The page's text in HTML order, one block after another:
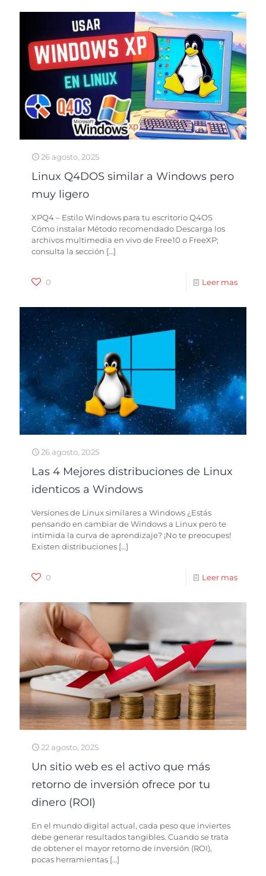
26 agosto, 2025
Linux Q4DOS similar a Windows pero
muy ligero
XPQ4 – Estilo Windows para tu escritorio Q4OS
Cómo instalar Método recomendado Descarga los
archivos multimedia en vivo de Free10 o FreeXP;
consulta la sección […]
0 Leer mas
26 agosto, 2025
Las 4 Mejores distribuciones de Linux
identicos a Windows
Versiones de Linux similares a Windows ¿Estás
pensando en cambiar de Windows a Linux pero te
intimida la curva de aprendizaje? ¡No te preocupes!
Existen distribuciones […]
0 Leer mas
22 agosto, 2025
Un sitio web es el activo que más
retorno de inversión ofrece por tu
dinero (ROI)
En el mundo digital actual, cada peso que inviertes
debe generar resultados tangibles. Cuando se trata
de obtener el mayor retorno de inversión (ROI),
pocas herramientas […]